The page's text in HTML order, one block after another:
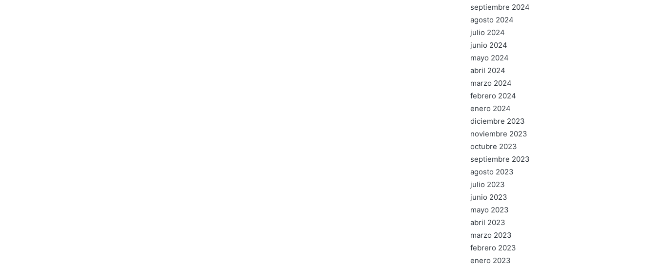
septiembre 2024
agosto 2024
julio 2024
junio 2024
mayo 2024
abril 2024
marzo 2024
febrero 2024
enero 2024
diciembre 2023
noviembre 2023
octubre 2023
septiembre 2023
agosto 2023
julio 2023
junio 2023
mayo 2023
abril 2023
marzo 2023
febrero 2023
enero 2023